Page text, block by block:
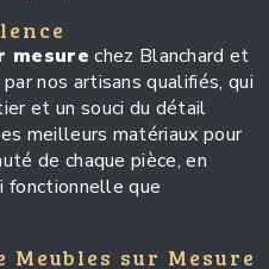
mesure chez Blanchard et
nos artisans qualifiés, qui
et un souci du détail
meilleurs matériaux pour
de chaque pièce, en
fonctionnelle que
Meubles sur Mesure